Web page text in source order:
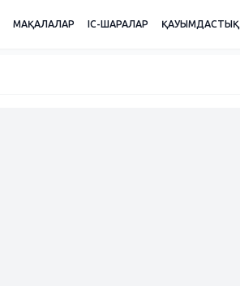
МАҚАЛАЛАР ІС-ШАРАЛАР ҚАУЫМДАСТЫҚ